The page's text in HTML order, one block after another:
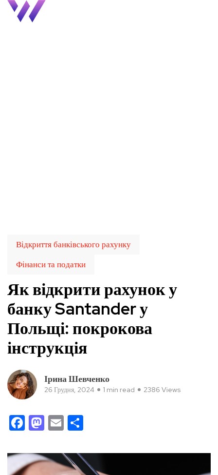
Відкриття банківського рахунку
Фінанси та податки
Як відкрити рахунок у
банку Santander у
Польщі: покрокова
інструкція
Ірина Шевченко
26 Грудня, 2024 1 min read 2386 Views
Facebook
Mastodon
Email